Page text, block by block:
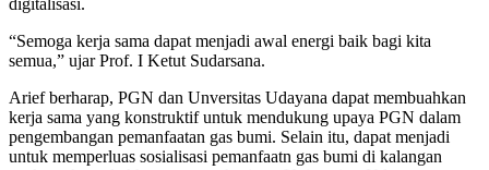
“Semoga kerja sama dapat menjadi awal energi baik bagi kita
semua,” ujar Prof. I Ketut Sudarsana.
Arief berharap, PGN dan Unversitas Udayana dapat membuahkan
kerja sama yang konstruktif untuk mendukung upaya PGN dalam
pengembangan pemanfaatan gas bumi. Selain itu, dapat menjadi
untuk memperluas sosialisasi pemanfaatn gas bumi di kalangan